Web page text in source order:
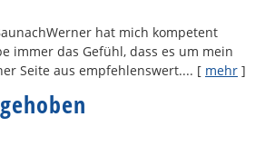
hat mich kompetent
immer das Gefühl, dass es um mein
Seite aus empfehlenswert.... [ mehr ]